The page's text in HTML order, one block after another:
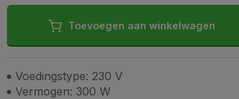
Toevoegen aan winkelwagen
Voedingstype: 230 V
Vermogen: 300 W